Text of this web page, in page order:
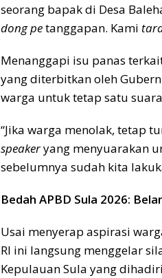
seorang bapak di Desa
dong petanggapan. Kami
Menanggapi isu panas
yang diterbitkan oleh
warga untuk tetap satu
“Jika warga menolak, tetap
speakeryang menyuarakan
sebelumnya sudah kita
Bedah APBD Sula 2026:
Usai menyerap aspirasi
RI ini langsung menggelar
Kepulauan Sula yang